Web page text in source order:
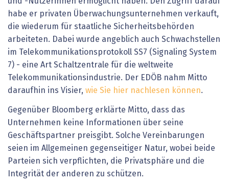
habe er privaten Überwachungsunternehmen verkauft,
die wiederum für staatliche Sicherheitsbehörden
arbeiteten. Dabei wurde angeblich auch Schwachstellen
im Telekommunikationsprotokoll SS7 (Signaling System
7) - eine Art Schaltzentrale für die weltweite
Telekommunikationsindustrie. Der EDÖB nahm Mitto
daraufhin ins Visier, wie Sie hier nachlesen können.
Gegenüber Bloomberg erklärte Mitto, dass das
Unternehmen keine Informationen über seine
Geschäftspartner preisgibt. Solche Vereinbarungen
seien im Allgemeinen gegenseitiger Natur, wobei beide
Parteien sich verpflichten, die Privatsphäre und die
Integrität der anderen zu schützen.